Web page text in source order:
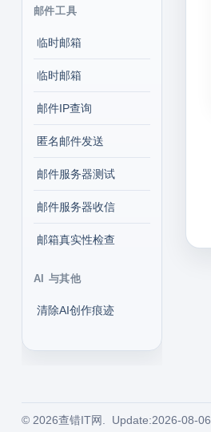
邮件工具
临时邮箱
临时邮箱
邮件IP查询
匿名邮件发送
邮件服务器测试
邮件服务器收信
邮箱真实性检查
AI 与其他
清除AI创作痕迹
© 2026查错IT网. Update:2026-08-